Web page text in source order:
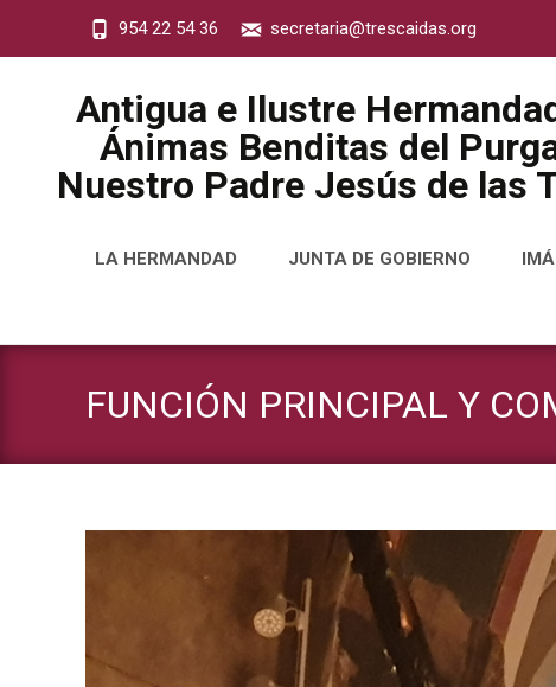
954 22 54 36 secretaria@trescaidas.org
Antigua e Ilustre
Ánimas Benditas del
Nuestro Padre Jesús de las
LA HERMANDAD JUNTA DE GOBIERNO
FUNCIÓN PRINCIPAL Y